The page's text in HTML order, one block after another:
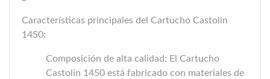
Características principales del Cartucho Castolin
1450:
Composición de alta calidad: El Cartucho
Castolin 1450 está fabricado con materiales de